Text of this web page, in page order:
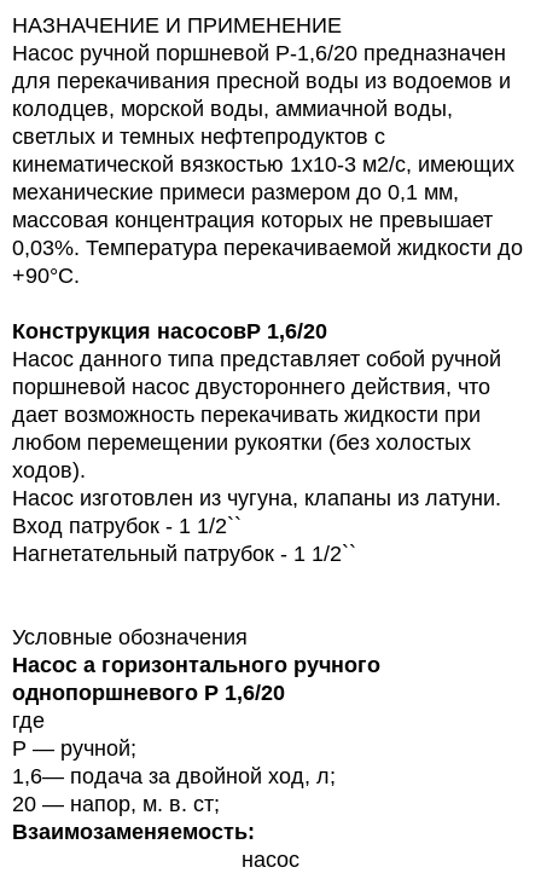
НАЗНАЧЕНИЕ И ПРИМЕНЕНИЕ
Насос ручной поршневой Р-1,6/20 предназначен
для перекачивания пресной воды из водоемов и
колодцев, морской воды, аммиачной воды,
светлых и темных нефтепродуктов с
кинематической вязкостью 1х10-3 м2/с, имеющих
механические примеси размером до 0,1 мм,
массовая концентрация которых не превышает
0,03%. Температура перекачиваемой жидкости до
+90°С.
Конструкция насосовР 1,6/20
Насос данного типа представляет собой ручной
поршневой насос двустороннего действия, что
дает возможность перекачивать жидкости при
любом перемещении рукоятки (без холостых
ходов).
Насос изготовлен из чугуна, клапаны из латуни.
Вход патрубок - 1 1/2``
Нагнетательный патрубок - 1 1/2``
Условные обозначения
Насос а горизонтального ручного
однопоршневого Р 1,6/20
где
Р — ручной;
1,6— подача за двойной ход, л;
20 — напор, м. в. ст;
Взаимозаменяемость:
насос